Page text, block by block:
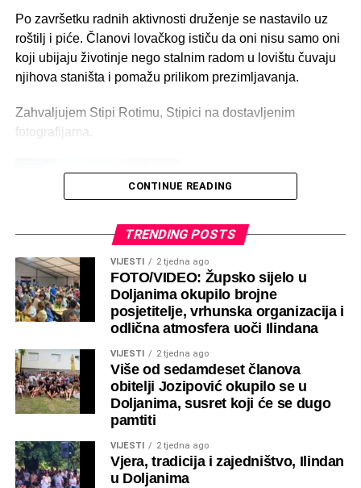
Bošnjak
Mate (Marko)
Zelenika
Dragan Brekalo Marko Stojanović
Drinovac
Pero Bradarić
Stipo (Jozo)
Bradarić
Društvo djeluje kroz dvije terenske sekcije:
Sekcija Doljani
Sekcija Sovići
Svaka sekcija ima vlastitog povjerenika, dok zajednički
predsjednik i tajnik koordiniraju cjelokupne aktivnosti i
strateške planove društva.
Baćina – pogled s Obruča
Po završetku radnih aktivnosti druženje se nastavilo uz
roštilj i piće. Članovi lovačkog ističu da oni nisu samo oni
koji ubijaju životinje nego stalnim radom u lovištu čuvaju
njihova staništa i pomažu prilikom prezimljavanja.
Zahvaljujem Stipi Rotimu, Stipici na dostavljenim
fotografijama.
CONTINUE READING
TRENDING POSTS
VIJESTI 2 tjedna ago
FOTO/VIDEO: Župsko sijelo u
Doljanima okupilo brojne
posjetitelje, vrhunska organizacija i
odlična atmosfera uoči Ilindana
VIJESTI 2 tjedna ago
Više od sedamdeset članova
obitelji Jozipović okupilo se u
Doljanima, susret koji će se dugo
pamtiti
VIJESTI 2 tjedna ago
Vjera, tradicija i zajedništvo, Ilindan
u Doljanima